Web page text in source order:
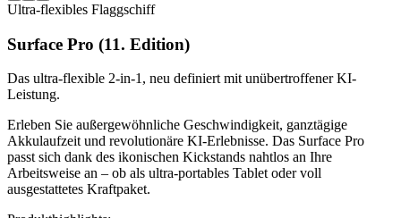
Ultra-flexibles Flaggschiff
Surface Pro (11. Edition)
Das ultra-flexible 2-in-1, neu definiert mit unübertroffener KI-
Leistung.
Erleben Sie außergewöhnliche Geschwindigkeit, ganztägige
Akkulaufzeit und revolutionäre KI-Erlebnisse. Das Surface Pro
passt sich dank des ikonischen Kickstands nahtlos an Ihre
Arbeitsweise an – ob als ultra-portables Tablet oder voll
ausgestattetes Kraftpaket.